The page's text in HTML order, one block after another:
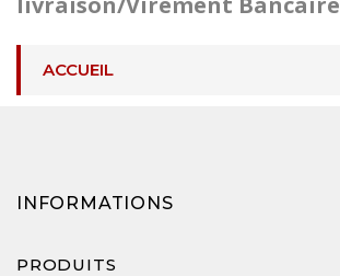
ACCUEIL
INFORMATIONS
PRODUITS